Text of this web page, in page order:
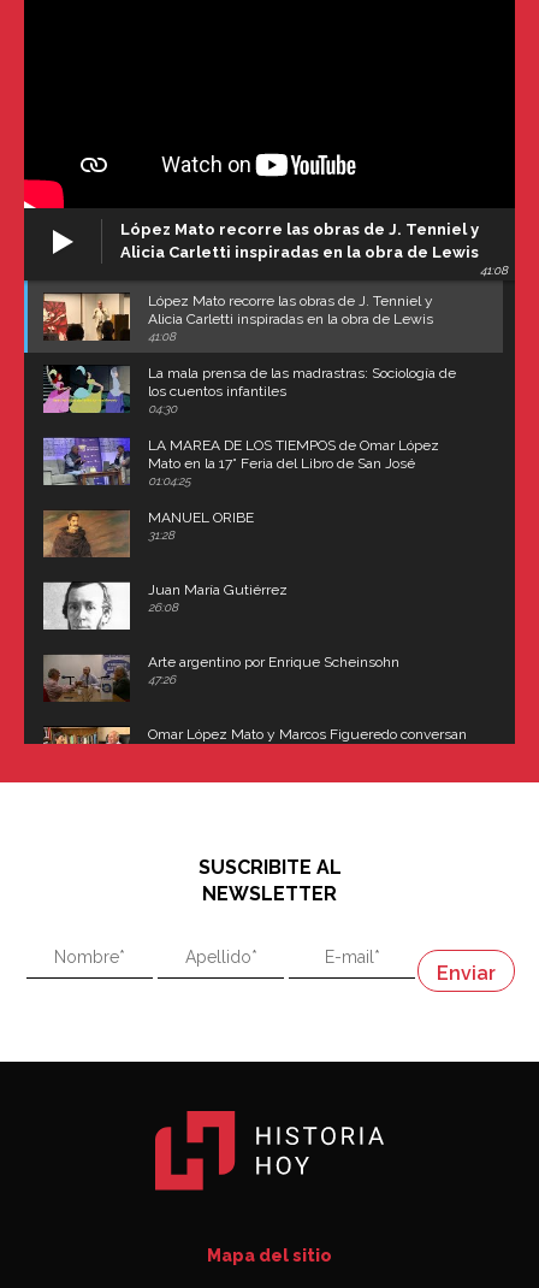
López Mato recorre las obras de J. Tenniel y
Alicia Carletti inspiradas en la obra de Lewis
41:08
López Mato recorre las obras de J. Tenniel y
Alicia Carletti inspiradas en la obra de Lewis
Carroll
41:08
La mala prensa de las madrastras: Sociología de
los cuentos infantiles
04:30
LA MAREA DE LOS TIEMPOS de Omar López
Mato en la 17° Feria del Libro de San José
(Uruguay)
01:04:25
MANUEL ORIBE
31:28
Juan María Gutiérrez
26:08
Arte argentino por Enrique Scheinsohn
47:26
Omar López Mato y Marcos Figueredo conversan
"En política, la estupidez no es una desventaja"
"En política, la estupidez no es una desventaja"
Napoleón
SUSCRIBITE AL
NEWSLETTER
Mapa del sitio